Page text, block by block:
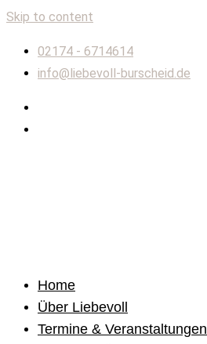
Skip to content
02174 - 6714614
info@liebevoll-burscheid.de
Home
Über Liebevoll
Termine & Veranstaltungen